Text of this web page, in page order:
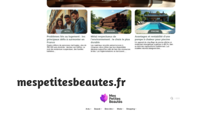
mespetitesbeautes.fr